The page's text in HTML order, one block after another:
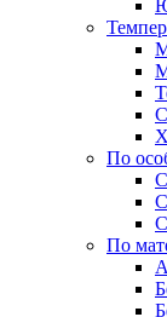
По
По